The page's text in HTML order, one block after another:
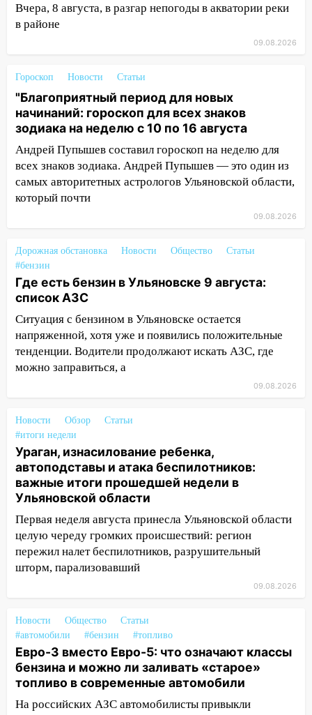
11:55 Соцсети: светофор упал на
машину во время сильного ливня в
СНТ сидят без света
10:13 Прокуратура подвела итоги
недели в Ульяновской области
09:18 Из-за ливня заблокировано
движение трамваев в Ульяновске
09:15 Ураган, изнасилование ребенка,
автоподставы и атака беспилотников:
08:20
В Ульяновске восстановили
трамвайную и троллейбусную
инфраструктуру после шторма.
08:19 Внимание! В Цильнинском районе
пропал 67-летний мужчина
08:11 На Ульяновск снова надвигается
непогода
означают классы бензина и можно ли
заливать «старое» топливо в
современные автомобили
06:30 Какая погода будет в Ульяновской
области днем 9 августа
05:05
День, когда всё может
измениться: гороскоп на 9 августа —
три знака получат шанс, который нельзя
упустить
Волге перевернулась лодка
19:55 В Ульяновске упавшее дерево
заблокировало в машине двух женщин
17:15 В Ульяновской области
ремонтируют девять мостов: один уже
Вчера, 8 августа, в разгар непогоды в акватории реки
в районе
09.08.2026
Гороскоп Новости Статьи
"Благоприятный период для новых
начинаний: гороскоп для всех знаков
зодиака на неделю с 10 по 16 августа
Андрей Пупышев составил гороскоп на неделю для
всех знаков зодиака. Андрей Пупышев — это один из
самых авторитетных астрологов Ульяновской области,
который почти
09.08.2026
Дорожная обстановка Новости Общество
Статьи
#бензин
Где есть бензин в Ульяновске 9 августа:
список АЗС
Ситуация с бензином в Ульяновске остается
напряженной, хотя уже и появились положительные
тенденции. Водители продолжают искать АЗС, где
можно заправиться, а
09.08.2026
Новости Обзор
Статьи
#итоги недели
Ураган, изнасилование ребенка,
автоподставы и атака беспилотников:
важные итоги прошедшей недели в
Ульяновской области
Первая неделя августа принесла Ульяновской области
целую череду громких происшествий: регион
пережил налет беспилотников, разрушительный
шторм, парализовавший
09.08.2026
Новости Общество
Статьи
#автомобили
#бензин #топливо
Евро-3 вместо Евро-5: что означают классы
бензина и можно ли заливать «старое»
топливо в современные автомобили
На российских АЗС автомобилисты привыкли